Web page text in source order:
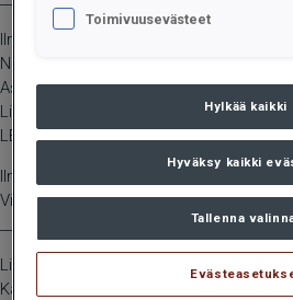
Ilmoitusvelvollinen
Nimi: Sotamaa, Ritva
Asema: Hallituksen jäsen/varajäsen
Liikkeeseenlaskija: Cargotec Oyj
LEI: 5493002B0GOVF42KWX33
Ilmoituksen luonne: ENSIMMÄINEN
Viitenumero:
____________________________________________
Liiketoimen päivämäärä: 2024-08-09
Kauppapaikka: XHEL
Toimivuusevästeet
Hylkää kaikki
Hyväksy kaikki
Tallenna